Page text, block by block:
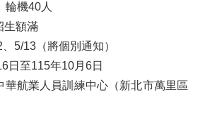
輪機40人
生額滿
5/13（將個別通知）
日至115年10月6日
華航業人員訓練中心（新北市萬里區